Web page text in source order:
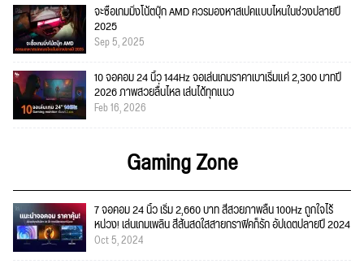
จะซื้อเกมมิ่งโน้ตบุ๊ก AMD ควรมองหาสเปคแบบไหนในช่วงปลายปี
2025
Sep 5, 2025
10 จอคอม 24 นิ้ว 144Hz จอเล่นเกมราคาเบาเริ่มแค่ 2,300 บาทปี
2026 ภาพสวยลื่นไหล เล่นได้ทุกแนว
Feb 16, 2026
Gaming Zone
7 จอคอม 24 นิ้ว เริ่ม 2,660 บาท สีสวยภาพลื่น 100Hz ถูกใจไร้
หน่วง! เล่นเกมเพลิน สีสันสดใสสายกราฟิคก็รัก อัปเดตปลายปี 2024
Oct 5, 2024